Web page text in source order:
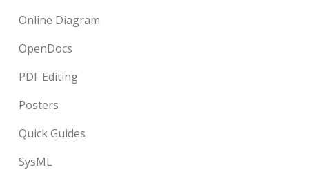
Online Diagram
OpenDocs
PDF Editing
Posters
Quick Guides
SysML